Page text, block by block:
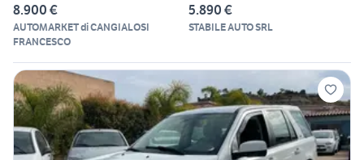
8.900 €
AUTOMARKET di CANGIALOSI
FRANCESCO
5.890 €
STABILE AUTO SRL